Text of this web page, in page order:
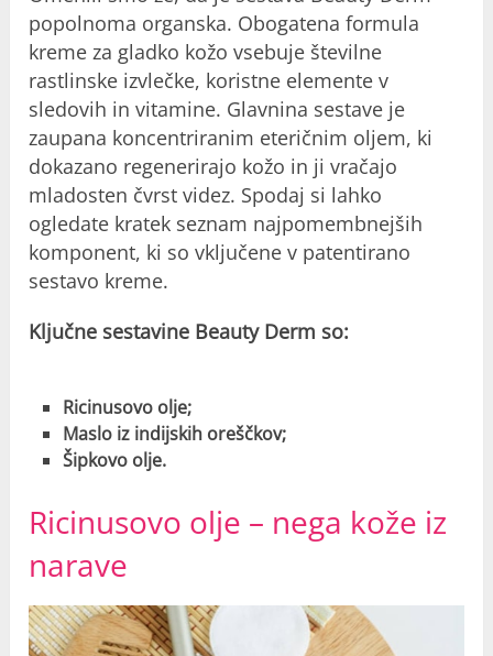
popolnoma organska. Obogatena formula
kreme za gladko kožo vsebuje številne
rastlinske izvlečke, koristne elemente v
sledovih in vitamine. Glavnina sestave je
zaupana koncentriranim eteričnim oljem, ki
dokazano regenerirajo kožo in ji vračajo
mladosten čvrst videz. Spodaj si lahko
ogledate kratek seznam najpomembnejših
komponent, ki so vključene v patentirano
sestavo kreme.
Ključne sestavine Beauty Derm so:
Ricinusovo olje;
Maslo iz indijskih oreščkov;
Šipkovo olje.
Ricinusovo olje – nega kože iz
narave